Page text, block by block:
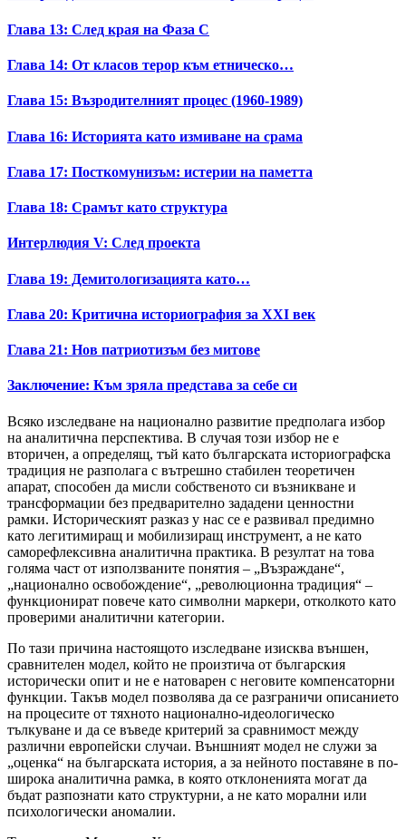
Глава 13: След края на Фаза C
Глава 14: От класов терор към етническо…
Глава 15: Възродителният процес (1960-1989)
Глава 16: Историята като измиване на срама
Глава 17: Посткомунизъм: истерии на паметта
Глава 18: Срамът като структура
Интерлюдия V: След проекта
Глава 19: Демитологизацията като…
Глава 20: Критична историография за XXI век
Глава 21: Нов патриотизъм без митове
Заключение: Към зряла представа за себе си
Всяко изследване на национално развитие предполага избор
на аналитична перспектива. В случая този избор не е
вторичен, а определящ, тъй като българската историографска
традиция не разполага с вътрешно стабилен теоретичен
апарат, способен да мисли собственото си възникване и
трансформации без предварително зададени ценностни
рамки. Историческият разказ у нас се е развивал предимно
като легитимиращ и мобилизиращ инструмент, а не като
саморефлексивна аналитична практика. В резултат на това
голяма част от използваните понятия – „Възраждане“,
„национално освобождение“, „революционна традиция“ –
функционират повече като символни маркери, отколкото като
проверими аналитични категории.
По тази причина настоящото изследване изисква външен,
сравнителен модел, който не произтича от българския
исторически опит и не е натоварен с неговите компенсаторни
функции. Такъв модел позволява да се разграничи описанието
на процесите от тяхното национално-идеологическо
тълкуване и да се въведе критерий за сравнимост между
различни европейски случаи. Външният модел не служи за
„оценка“ на българската история, а за нейното поставяне в по-
широка аналитична рамка, в която отклоненията могат да
бъдат разпознати като структурни, а не като морални или
психологически аномалии.